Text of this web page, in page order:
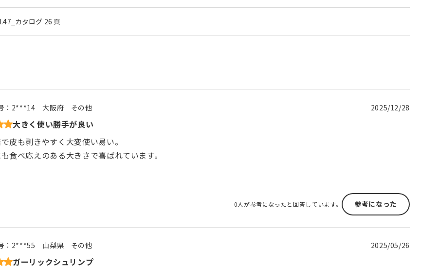
カタログ 26 頁
： 2***14 大阪府 その他 2025/12/28
大きく使い勝手が良い
皮も剥きやすく大変使い易い。
食べ応えのある大きさで喜ばれています。
0人が参考になったと回答しています。 参考になった
： 2***55 山梨県 その他 2025/05/26
ガーリックシュリンプ